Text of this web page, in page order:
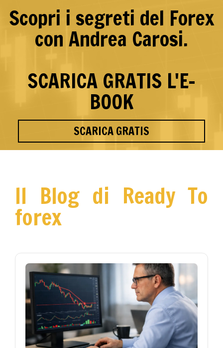
Scopri i segreti del Forex
con Andrea Carosi.
SCARICA GRATIS L'E-
BOOK
SCARICA GRATIS
Il Blog di Ready To
forex